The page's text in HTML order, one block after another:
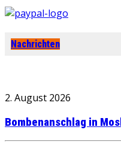
Nachrichten
2. August 2026
Bombenanschlag in